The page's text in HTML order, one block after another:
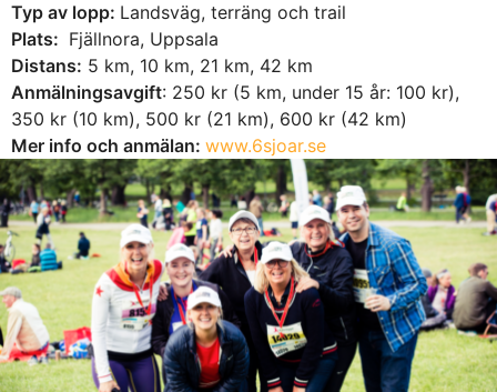
Typ av lopp: Landsväg, terräng och trail
Plats: Fjällnora, Uppsala
Distans: 5 km, 10 km, 21 km, 42 km
Anmälningsavgift: 250 kr (5 km, under 15 år: 100 kr),
350 kr (10 km), 500 kr (21 km), 600 kr (42 km)
Mer info och anmälan: www.6sjoar.se